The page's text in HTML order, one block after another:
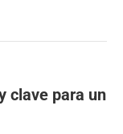
clave para un